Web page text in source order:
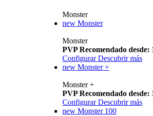
Monster
new Monster
Monster
PVP Recomendado desde:
Configurar Descubrir más
new Monster +
Monster +
PVP Recomendado desde:
Configurar Descubrir más
new Monster 100